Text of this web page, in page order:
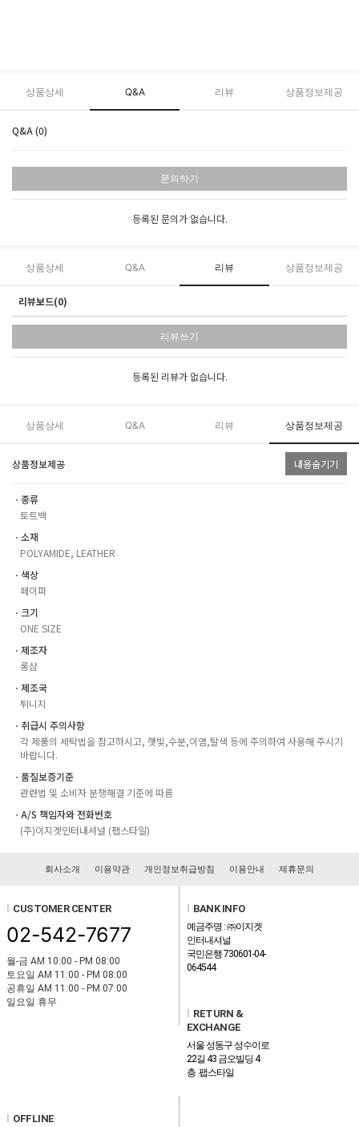
상품상세 Q&A 리뷰 상품정보제공
Q&A (0)
문의하기
등록된 문의가 없습니다.
상품상세 Q&A 리뷰 상품정보제공
리뷰보드(0)
리뷰쓰기
등록된 리뷰가 없습니다.
상품상세 Q&A 리뷰 상품정보제공
상품정보제공 내용숨기기
ㆍ종류
토트백
ㆍ소재
POLYAMIDE, LEATHER
ㆍ색상
페이퍼
ㆍ크기
ONE SIZE
ㆍ제조자
롱샴
ㆍ제조국
튀니지
ㆍ취급시 주의사항
각 제품의 세탁법을 참고하시고, 햇빛,수분,이염,탈색 등에 주의하여 사용해 주시기
바랍니다.
ㆍ품질보증기준
관련법 및 소비자 분쟁해결 기준에 따름
ㆍA/S 책임자와 전화번호
(주)이지겟인터내셔널 (팹스타일)
회사소개 이용약관 개인정보취급방침 이용안내 제휴문의
CUSTOMER CENTER
02-542-7677
월-금 AM 10:00 - PM 08:00
토요일 AM 11:00 - PM 08:00
공휴일 AM 11:00 - PM 07:00
일요일 휴무
BANK INFO
예금주명 : ㈜이지겟
인터내셔널
국민은행 730601-04-
064544
RETURN &
EXCHANGE
서울 성동구 성수이로
22길 43 금오빌딩 4
층 팹스타일
OFFLINE